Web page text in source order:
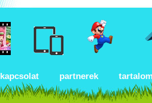
kapcsolat partnerek